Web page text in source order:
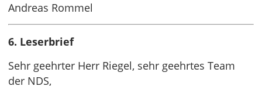
Andreas Rommel
6. Leserbrief
Sehr geehrter Herr Riegel, sehr geehrtes Team
der NDS,